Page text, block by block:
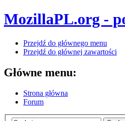
MozillaPL.org -
Przejdź do głównego menu
Przejdź do głównej zawartości
Główne menu:
Strona główna
Forum